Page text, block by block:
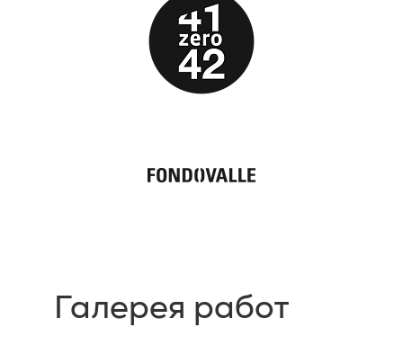
Галерея работ